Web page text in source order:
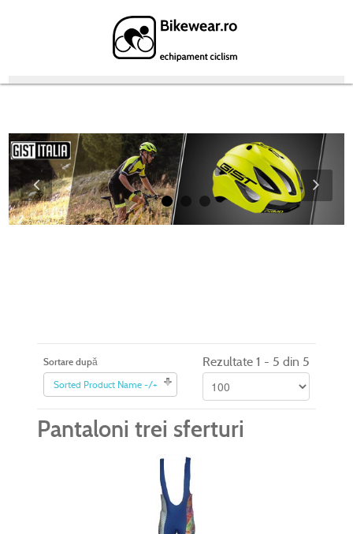
Sortare după
Sorted Product Name -/+
Rezultate 1 - 5 din 5
Pantaloni trei sferturi